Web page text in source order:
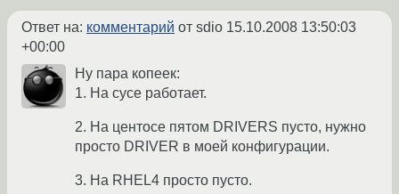
Ответ на: комментарий от sdio 15.10.2008 13:50:03
+00:00
Ну пара копеек:
1. На сусе работает.
2. На центосе пятом DRIVERS пусто, нужно
просто DRIVER в моей конфигурации.
3. На RHEL4 просто пусто.